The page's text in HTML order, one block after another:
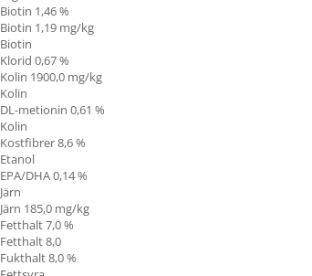
Biotin 1,46 %
Biotin 1,19 mg/kg
Biotin
Klorid 0,67 %
Kolin 1900,0 mg/kg
Kolin
DL-metionin 0,61 %
Kolin
Kostfibrer 8,6 %
Etanol
EPA/DHA0,14 %
Järn
Järn 185,0 mg/kg
Fetthalt 7,0 %
Fetthalt 8,0
Fukthalt 8,0 %